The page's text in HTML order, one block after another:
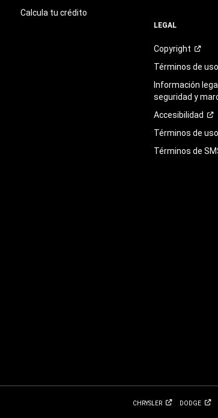
Calcula tu crédito
LEGAL
Copyright
Términos deuso
Información
seguridad y
Accesibilidad
Términos de
Términos de
CHRYSLER DODGE